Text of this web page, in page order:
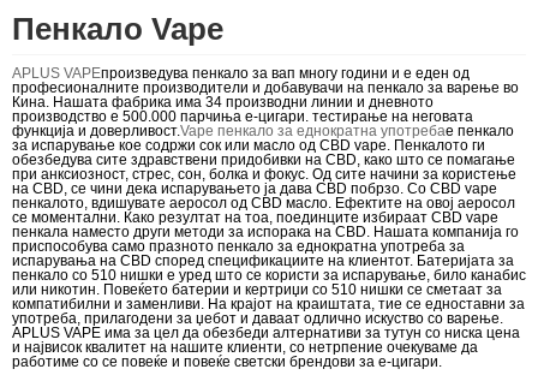
Пенкало Vape
APLUS VAPEпроизведува пенкало за вап многу години и е еден од
професионалните производители и добавувачи на пенкало за варење во
Кина. Нашата фабрика има 34 производни линии и дневното
производство е 500.000 парчиња е-цигари. тестирање на неговата
функција и доверливост.Vape пенкало за еднократна употребае пенкало
за испарување кое содржи сок или масло од CBD vape. Пенкалото ги
обезбедува сите здравствени придобивки на CBD, како што се помагање
при анксиозност, стрес, сон, болка и фокус. Од сите начини за користење
на CBD, се чини дека испарувањето ја дава CBD побрзо. Со CBD vape
пенкалото, вдишувате аеросол од CBD масло. Ефектите на овој аеросол
се моментални. Како резултат на тоа, поединците избираат CBD vape
пенкала наместо други методи за испорака на CBD. Нашата компанија го
приспособува само празното пенкало за еднократна употреба за
испарувања на CBD според спецификациите на клиентот. Батеријата за
пенкало со 510 нишки е уред што се користи за испарување, било канабис
или никотин. Повеќето батерии и кертриџи со 510 нишки се сметаат за
компатибилни и заменливи. На крајот на краиштата, тие се едноставни за
употреба, прилагодени за џебот и даваат одлично искуство со варење.
APLUS VAPE има за цел да обезбеди алтернативи за тутун со ниска цена
и највисок квалитет на нашите клиенти, со нетрпение очекуваме да
работиме со се повеќе и повеќе светски брендови за е-цигари.